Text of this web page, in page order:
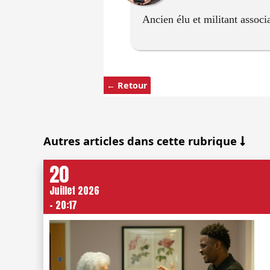
← Retour
Ancien élu et militant
Autres articles dans cette rubrique
20
Juillet 2026
- 20:17